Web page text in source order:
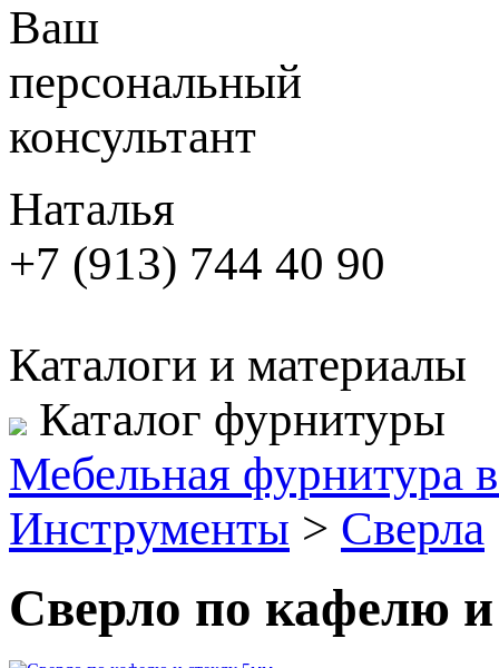
Ваш
персональный
консультант
Наталья
+7 (913) 744 40 90
Каталоги и материалы
Каталог фурнитуры
Мебельная фурнитура
Инструменты > Сверла
Сверло по кафелю